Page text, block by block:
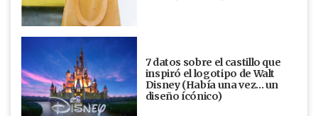
7 datos sobre el castillo que
inspiró el logotipo de Walt
Disney (Había una vez... un
diseño ícónico)